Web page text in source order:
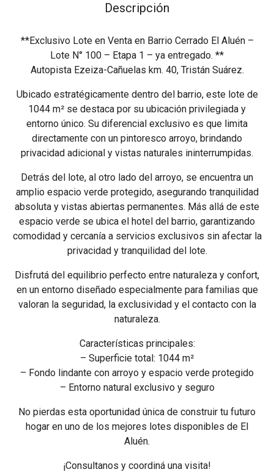
Descripción
**Exclusivo Lote en Venta en Barrio Cerrado El Aluén –
Lote N° 100 – Etapa 1 – ya entregado. **
Autopista Ezeiza-Cañuelas km. 40, Tristán Suárez.
Ubicado estratégicamente dentro del barrio, este lote de
1044 m² se destaca por su ubicación privilegiada y
entorno único. Su diferencial exclusivo es que limita
directamente con un pintoresco arroyo, brindando
privacidad adicional y vistas naturales ininterrumpidas.
Detrás del lote, al otro lado del arroyo, se encuentra un
amplio espacio verde protegido, asegurando tranquilidad
absoluta y vistas abiertas permanentes. Más allá de este
espacio verde se ubica el hotel del barrio, garantizando
comodidad y cercanía a servicios exclusivos sin afectar la
privacidad y tranquilidad del lote.
Disfrutá del equilibrio perfecto entre naturaleza y confort,
en un entorno diseñado especialmente para familias que
valoran la seguridad, la exclusividad y el contacto con la
naturaleza.
Características principales:
– Superficie total: 1044 m²
– Fondo lindante con arroyo y espacio verde protegido
– Entorno natural exclusivo y seguro
No pierdas esta oportunidad única de construir tu futuro
hogar en uno de los mejores lotes disponibles de El
Aluén.
¡Consultanos y coordiná una visita!